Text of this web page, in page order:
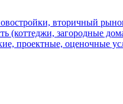
вторичный
(коттеджи, загородные
проектные, оценочные